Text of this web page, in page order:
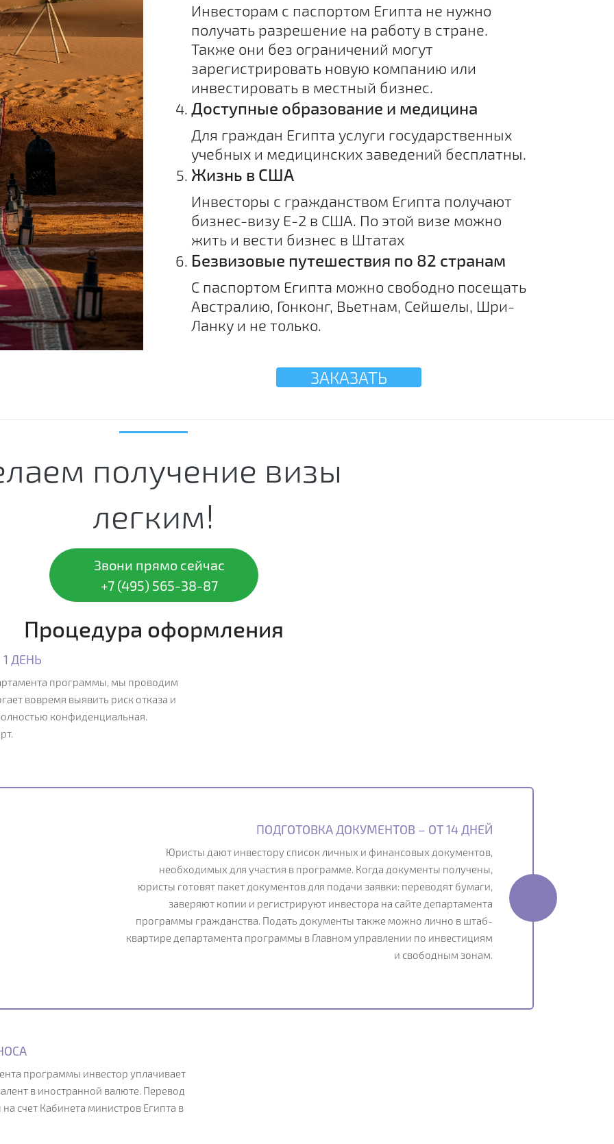
Инвесторам с паспортом Египта не нужно
получать разрешение на работу в стране.
Также они без ограничений могут
зарегистрировать новую компанию или
инвестировать в местный бизнес.
Доступные образование и медицина
Для граждан Египта услуги государственных
учебных и медицинских заведений бесплатны.
Жизнь в США
Инвесторы с гражданством Египта получают
бизнес-визу E-2 в США. По этой визе можно
жить и вести бизнес в Штатах
Безвизовые путешествия по 82 странам
С паспортом Египта можно свободно посещать
Австралию, Гонконг, Вьетнам, Сейшелы, Шри-
Ланку и не только.
ЗАКАЗАТЬ
получение визы
легким!
Звони прямо сейчас
+7 (495) 565-38-87
Процедура оформления
ДЕНЬ
программы, мы проводим
вовремя выявить риск отказа и
конфиденциальная.
ПОДГОТОВКА ДОКУМЕНТОВ – ОТ 14 ДНЕЙ
Юристы дают инвестору список личных и финансовых документов,
необходимых для участия в программе. Когда документы получены,
юристы готовят пакет документов для подачи заявки: переводят бумаги,
заверяют копии и регистрируют инвестора на сайте департамента
программы гражданства. Подать документы также можно лично в штаб-
квартире департамента программы в Главном управлении по инвестициям
и свободным зонам.
программы инвестор уплачивает
в иностранной валюте. Перевод
счет Кабинета министров Египта в